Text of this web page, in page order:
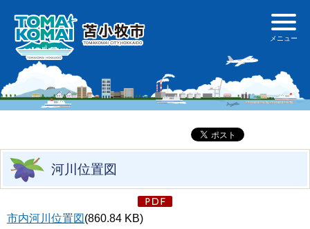
河川位置図
市内河川位置図 (860.84 KB)